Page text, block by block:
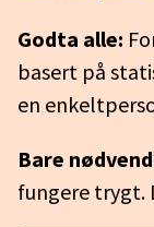
Godta alle:
basert på
en
Bare
fungere trygt.